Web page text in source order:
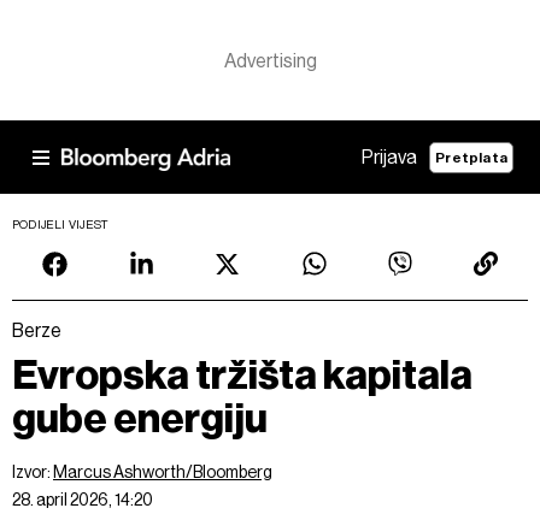
Prijava Pretplata
PODIJELI VIJEST
Berze
Evropska tržišta kapitala
gube energiju
Izvor: Marcus Ashworth/Bloomberg
28. april 2026, 14:20